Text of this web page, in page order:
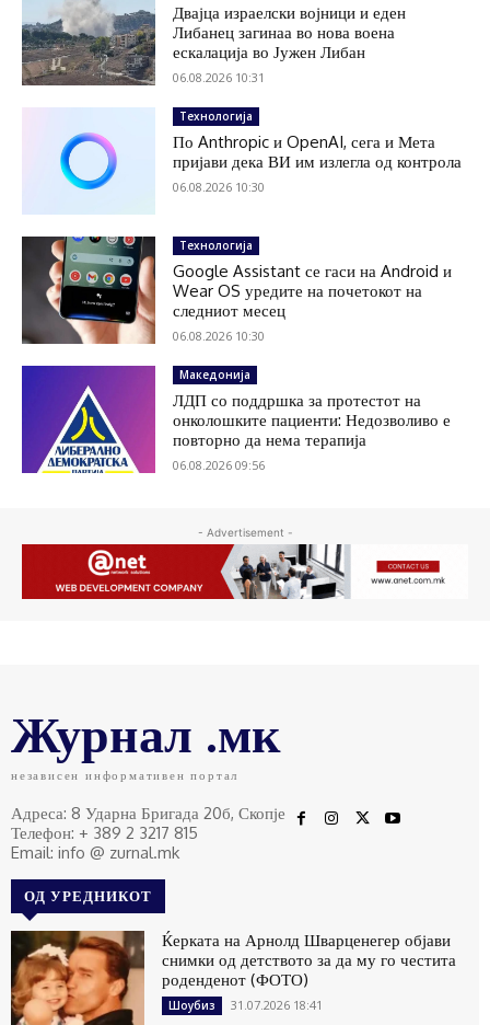
Двајца израелски војници и еден
Либанец загинаа во нова воена
ескалација во Јужен Либан
06.08.2026 10:31
Технологија
По Anthropic и OpenAI, сега и Мета
пријави дека ВИ им излегла од контрола
06.08.2026 10:30
Технологија
Google Assistant се гаси на Android и
Wear OS уредите на почетокот на
следниот месец
06.08.2026 10:30
Македонија
ЛДП со поддршка за протестот на
онколошките пациенти: Недозволиво е
повторно да нема терапија
06.08.2026 09:56
- Advertisement -
Журнал .мк
независен информативен портал
Адреса: 8 Ударна Бригада 20б, Скопје
Телефон: + 389 2 3217 815
Email: info @ zurnal.mk
ОД УРЕДНИКОТ
Ќерката на Арнолд Шварценегер објави
снимки од детството за да му го честита
роденденот (ФОТО)
Шоубиз 31.07.2026 18:41